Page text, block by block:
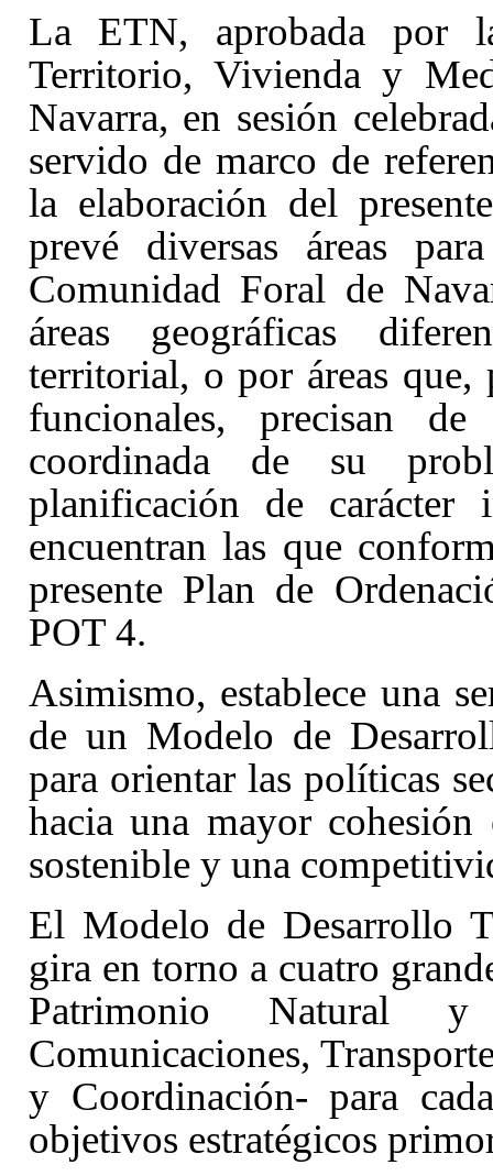
La ETN, aprobada por
Territorio, Vivienda y
Navarra, en sesión
servido de marco de
la elaboración del
prevé diversas áreas
Comunidad Foral de
áreas geográficas
territorial, o por áreas que,
funcionales, precisan
coordinada de su
planificación de carácter
encuentran las que
presente Plan de
POT 4.
Asimismo, establece una
de un Modelo de
para orientar las políticas
hacia una mayor
sostenible y una
El Modelo de Desarrollo
gira en torno a cuatro
Patrimonio Natural
Comunicaciones,
y Coordinación- para
objetivos estratégicos